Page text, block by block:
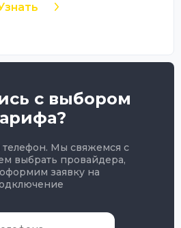
с выбором
телефон. Мы свяжемся с
выбрать провайдера,
заявку на